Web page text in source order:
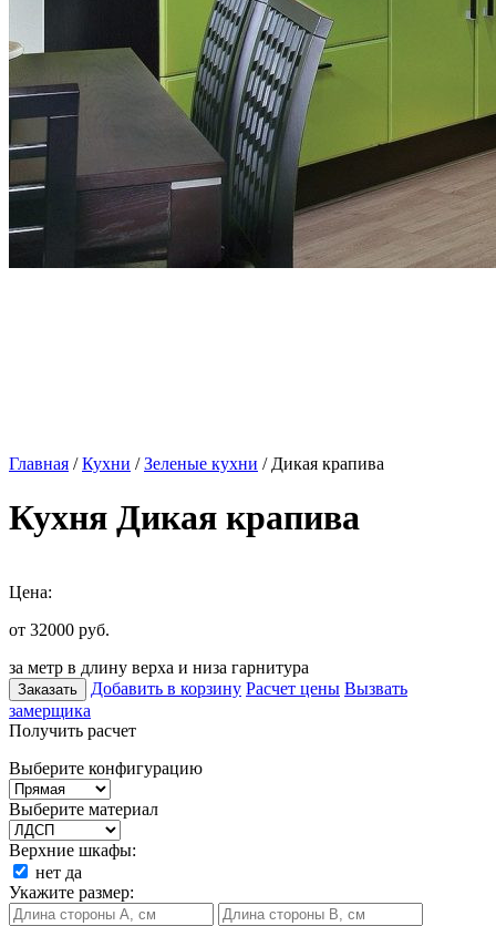
Главная /Кухни /Зеленые кухни / Дикая крапива
Кухня Дикая крапива
Цена:
от 32000 руб.
за метр в длину верха и низа гарнитура
Заказать Добавить в корзину Расчет цены Вызвать
замерщика
Получить расчет
Выберите конфигурацию
Выберите материал
Верхние шкафы:
нет да
Укажите размер: